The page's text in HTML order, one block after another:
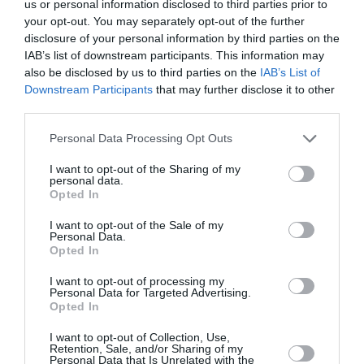
us or personal information disclosed to third parties prior to
your opt-out. You may separately opt-out of the further
disclosure of your personal information by third parties on the
IAB’s list of downstream participants. This information may
also be disclosed by us to third parties on the IAB’s List of
Downstream Participants that may further disclose it to other
Personal Data Processing Opt Outs
I want to opt-out of the Sharing of my
personal data.
Opted In
I want to opt-out of the Sale of my
Personal Data.
Opted In
I want to opt-out of processing my
Personal Data for Targeted Advertising.
Opted In
I want to opt-out of Collection, Use,
Retention, Sale, and/or Sharing of my
Personal Data that Is Unrelated with the
Newsletter
Κάθε βδομάδα στο e-mail σας τα τελευταία νέα για
την Τέχνη και τον Πολιτισμό!
Ακολουθήστε το Culturenow.gr